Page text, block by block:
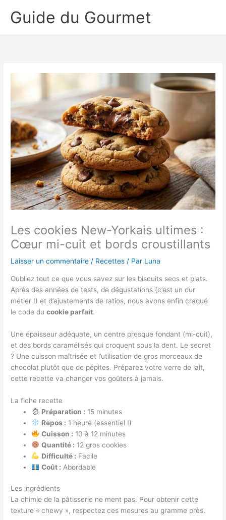
Guide du Gourmet
Les cookies New-Yorkais ultimes :
Cœur mi-cuit et bords croustillants
Laisser un commentaire / Recettes / Par Luna
Oubliez tout ce que vous savez sur les biscuits secs et plats.
Après des années de tests, de dégustations (c’est un dur
métier !) et d’ajustements de ratios, nous avons enfin craqué
le code ducookie parfait.
Une épaisseur adéquate, un centre presque fondant (mi-cuit),
et des bords caramélisés qui croquent sous la dent. Le secret
? Une cuisson maîtrisée et l’utilisation de gros morceaux de
chocolat plutôt que de pépites. Préparez votre verre de lait,
cette recette va changer vos goûters à jamais.
La fiche recette
Préparation : 15 minutes
Repos : 1 heure (essentiel !)
Cuisson : 10 à 12 minutes
Quantité : 12 gros cookies
Difficulté : Facile
Coût : Abordable
Les ingrédients
La chimie de la pâtisserie ne ment pas. Pour obtenir cette
texture « chewy », respectez ces mesures au gramme près.